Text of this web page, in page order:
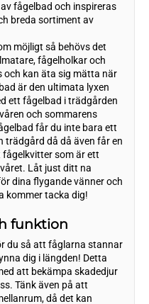
fågelbad och inspireras
breda sortiment av
möjligt så behövs det
fågelholkar och
kan äta sig mätta när
är den ultimata lyxen
ett fågelbad i trädgården
och sommarens
får du inte bara ett
trädgård då då även får en
som är ett
Låt just ditt na
dina flygande vänner och
kommer tacka dig!
funktion
du så att fåglarna stannar
dig i längden! Detta
att bekämpa skadedjur
Tänk även på att
då det kan